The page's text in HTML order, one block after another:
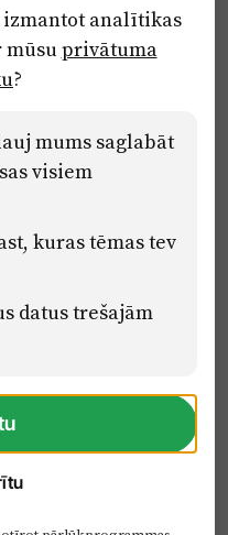
noturības mehānisma plāna
“Uzņēmumu digitālā
investīcijas “Mediju nozares
veicināšana” pasākuma
digitālās kompetences un
Latvijas Mediju nozares
2/24/A/CFLA/001).
analītikas
mūsuprivātuma
?
mums saglabāt
visiem
kuras tēmas tev
datus trešajām